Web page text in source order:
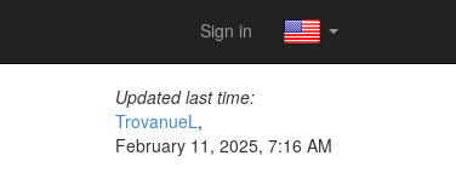
Sign in
Updated last time:
TrovanueL,
February 11, 2025, 7:16 AM